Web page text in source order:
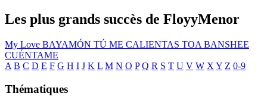
Les plus grands succès de FloyyMenor
My Love BAYAMÓN TÚ ME CALIENTAS TOA BANSHEE
CUÉNTAME
A B C D E F G H I J K L M N O P Q R S T U V W X Y Z 0-9
Thématiques